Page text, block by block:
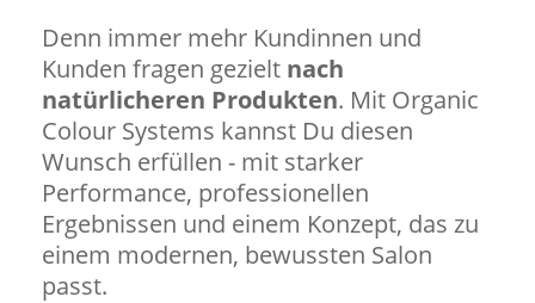
Denn immer mehr Kundinnen und
Kunden fragen gezielt nach
natürlicheren Produkten. Mit Organic
Colour Systems kannst Du diesen
Wunsch erfüllen - mit starker
Performance, professionellen
Ergebnissen und einem Konzept, das zu
einem modernen, bewussten Salon
passt.